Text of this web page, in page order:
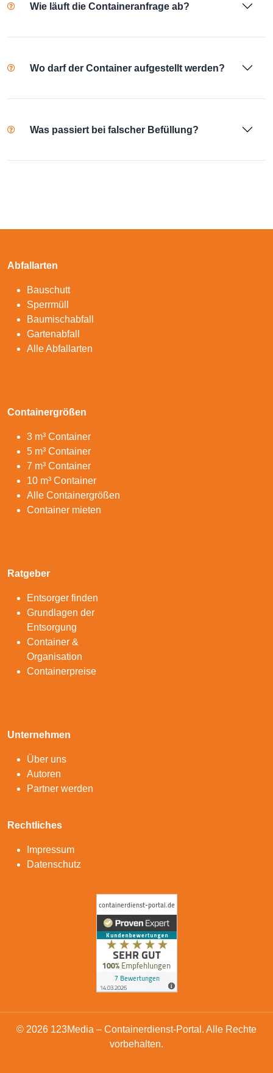
Wie läuft die Containeranfrage ab?
Wo darf der Container aufgestellt werden?
Was passiert bei falscher Befüllung?
Abfallarten
Bauschutt
Sperrmüll
Baumischabfall
Gartenabfall
Alle Abfallarten
Containergrößen
3 m³ Container
5 m³ Container
7 m³ Container
10 m³ Container
Alle Containergrößen
Container mieten
Ratgeber
Entsorger finden
Grundlagen der
Entsorgung
Container &
Organisation
Containerpreise
Unternehmen
Über uns
Autoren
Partner werden
Rechtliches
Impressum
Datenschutz
© 2026 123Media – Containerdienst-Portal. Alle Rechte
vorbehalten.